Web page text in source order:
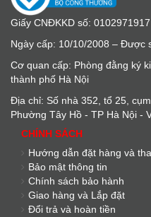
Giấy CNĐKKD số: 0102971917
Ngày cấp: 10/10/2008 – Được
Cơ quan cấp: Phòng đằng ký
thành phố Hà Nội
Địa chỉ: Số nhà 352, tổ 25,
Phường Tây Hồ - TP Hà Nội -
CHÍNH SÁCH
Hướng dẫn đặt hàng và
Bảo mật thông tin
Chính sách bảo hành
Giao hàng và Lắp đặt
Đổi trả và hoàn tiền